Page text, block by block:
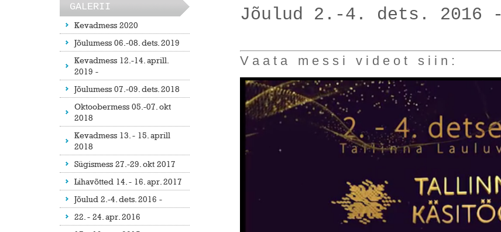
GALERII
Kevadmess 2020
Jõulumess 06.-08. dets. 2019
Kevadmess 12.-14. aprill.
2019 -
Jõulumess 07.-09. dets. 2018
Oktoobermess 05.-07. okt
2018
Kevadmess 13. - 15. aprill
2018
Sügismess 27.-29. okt 2017
Lihavõtted 14. - 16. apr. 2017
Jõulud 2.-4. dets. 2016 -
22. - 24. apr. 2016
Jõulud 2.-4. dets. 2016 -
V a a t a m e s s i v i d e o t s i i n :